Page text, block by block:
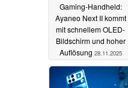
Gaming-Handheld:
Ayaneo Next II kommt
mit schnellem OLED-
Bildschirm und hoher
Auflösung 28.11.2025